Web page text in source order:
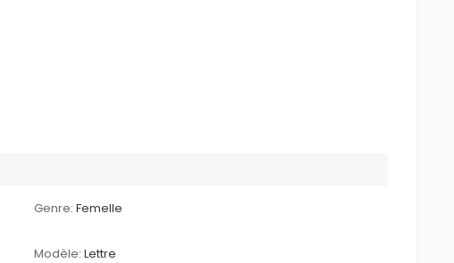
Genre: Femelle
Modèle: Lettre